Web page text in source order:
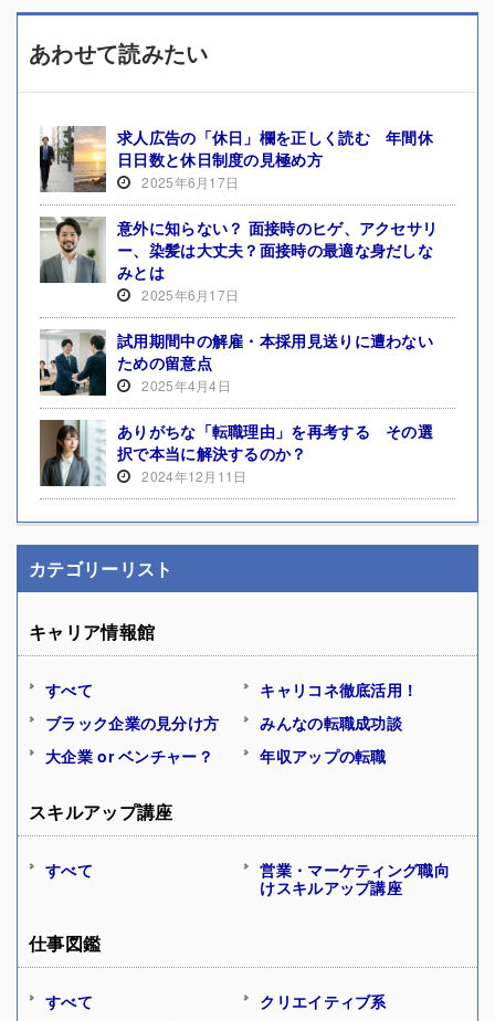
あわせて読みたい
求人広告の「休日」欄を正しく読む 年間休
日日数と休日制度の見極め方
2025年6月17日
意外に知らない？ 面接時のヒゲ、アクセサリ
ー、染髪は大丈夫？面接時の最適な身だしな
みとは
2025年6月17日
試用期間中の解雇・本採用見送りに遭わない
ための留意点
2025年4月4日
ありがちな「転職理由」を再考する その選
択で本当に解決するのか？
2024年12月11日
カテゴリーリスト
キャリア情報館
すべて
キャリコネ徹底活用！
ブラック企業の見分け方
みんなの転職成功談
大企業 or ベンチャー？
年収アップの転職
スキルアップ講座
すべて
営業・マーケティング職向
けスキルアップ講座
仕事図鑑
すべて
クリエイティブ系